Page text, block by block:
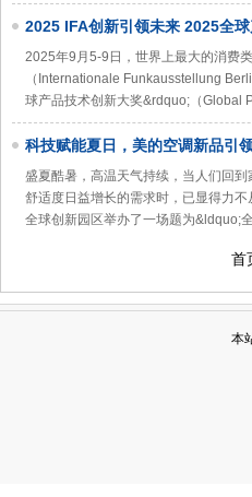
2025 IFA创新引领未来 2025全
2025年9月5-9日，世界上最大的消费
（Internationale Funkausstellung
球产品技术创新大奖&rdquo;（Global
科技赋能夏日，美的空调新品引
盛夏酷暑，高温天气持续，当人们回
舒适度日益增长的需求时，已显得力
全球创新园区举办了一场题为&ldquo;
首
本